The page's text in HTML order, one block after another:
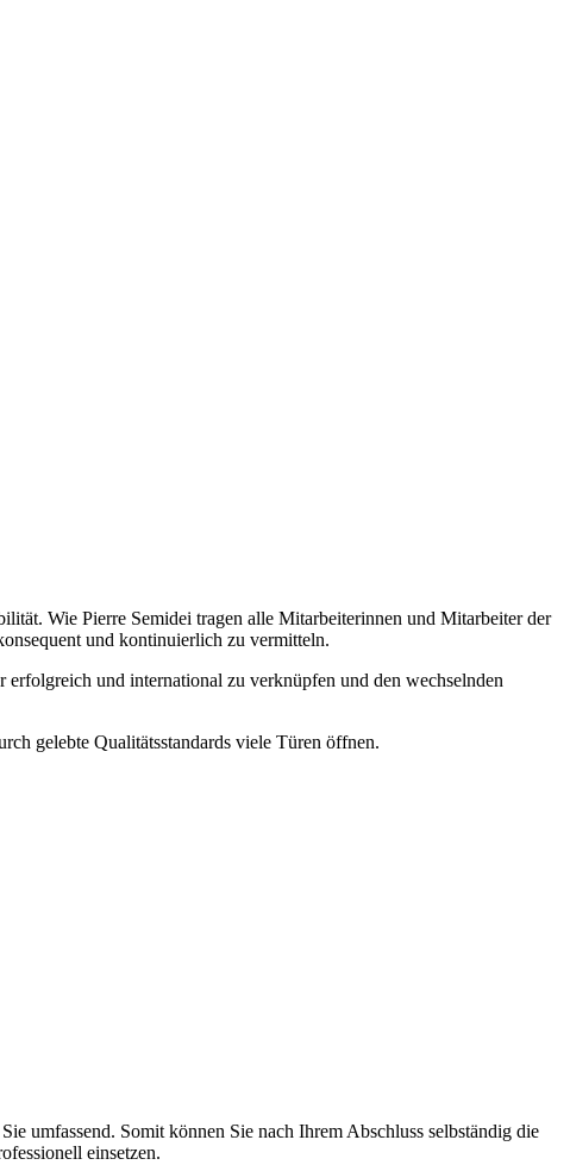
Wie Pierre Semidei tragen alle Mitarbeiterinnen und Mitarbeiter der
und kontinuierlich zu vermitteln.
erfolgreich und international zu verknüpfen und den wechselnden
gelebte Qualitätsstandards viele Türen öffnen.
umfassend. Somit können Sie nach Ihrem Abschluss selbständig die
einsetzen.